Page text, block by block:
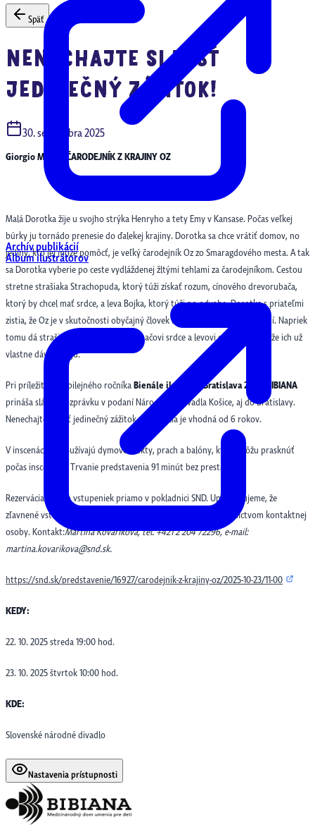
Archív publikácií
Album ilustrátorov
Späť
NENECHAJTE SI UJSŤ
JEDINEČNÝ ZÁŽITOK!
30. septembra 2025
Giorgio Madia: ČARODEJNÍK Z KRAJINY OZ
Malá Dorotka žije u svojho strýka Henryho a tety Emy v Kansase. Počas veľkej
búrky ju tornádo prenesie do ďalekej krajiny. Dorotka sa chce vrátiť domov, no
jediný, kto jej môže pomôcť, je veľký čarodejník Oz zo Smaragdového mesta. A tak
sa Dorotka vyberie po ceste vydláždenej žltými tehlami za čarodejníkom. Cestou
stretne strašiaka Strachopuda, ktorý túži získať rozum, cínového drevorubača,
ktorý by chcel mať srdce, a leva Bojka, ktorý túži po odvahe. Dorotka s priateľmi
zistia, že Oz je v skutočnosti obyčajný človek bez čarodejných schopností. Napriek
tomu dá strašiakovi rozum, drevorubačovi srdce a levovi odvahu, pretože ich už
vlastne dávno majú.
Pri príležitosti jubilejného ročníka Bienále ilustrácii Bratislava 2025 BIBIANA
prináša slávnu rozprávku v podaní Národného divadla Košice, aj do Bratislavy.
Nenechajte si ujsť jedinečný zážitok. Inscenácia je vhodná od 6 rokov.
V inscenácií sa používajú dymové efekty, prach a balóny, ktoré môžu prasknúť
počas inscenácie. Trvanie predstavenia 91 minút bez prestávky.
Rezervácia a kúpa vstupeniek priamo v pokladnici SND. Upozorňujeme, že
zľavnené vstupenky nie je možné zakúpiť online, iba prostredníctvom kontaktnej
osoby. Kontakt:Martina Kováriková, tel. +421 2 204 72296, e-mail:
martina.kovarikova@snd.sk.
https://snd.sk/predstavenie/16927/carodejnik-z-krajiny-oz/2025-10-23/11-00
KEDY:
22. 10. 2025 streda 19:00 hod.
23. 10. 2025 štvrtok 10:00 hod.
KDE:
Slovenské národné divadlo
Nastavenia prístupnosti